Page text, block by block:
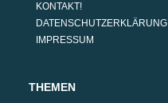
KONTAKT!
DATENSCHUTZERKLÄRUNG
IMPRESSUM
THEMEN